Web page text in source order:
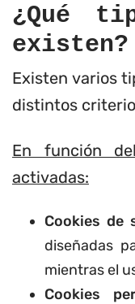
¿Qué
existen?
Existen varios
distintos
En función
activadas:
Cookies de
diseñadas
mientras el
Cookies